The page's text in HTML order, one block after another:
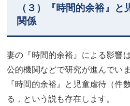
（３）『時間的余裕』
関係
妻の『時間的余裕』による影響
公的機関などで研究が進んでいま
『時間的余裕』と児童虐待（件
る，という説も存在します。